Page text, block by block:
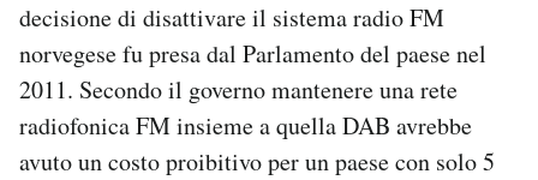
decisione di disattivare il sistema radio FM
norvegese fu presa dal Parlamento del paese nel
2011. Secondo il governo mantenere una rete
radiofonica FM insieme a quella DAB avrebbe
avuto un costo proibitivo per un paese con solo 5